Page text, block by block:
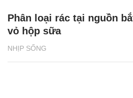
NHỊP SỐNG
Phân loại rác tại nguồn
vỏ hộp sữa